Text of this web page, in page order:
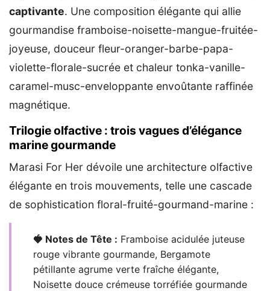
captivante. Une composition élégante qui allie
gourmandise framboise-noisette-mangue-fruitée-
joyeuse, douceur fleur-oranger-barbe-papa-
violette-florale-sucrée et chaleur tonka-vanille-
caramel-musc-enveloppante envoûtante raffinée
magnétique.
Trilogie olfactive : trois vagues d’élégance
marine gourmande
Marasi For Her dévoile une architecture olfactive
élégante en trois mouvements, telle une cascade
de sophistication floral-fruité-gourmand-marine :
🍓 Notes de Tête : Framboise acidulée juteuse
rouge vibrante gourmande, Bergamote
pétillante agrume verte fraîche élégante,
Noisette douce crémeuse torréfiée gourmande